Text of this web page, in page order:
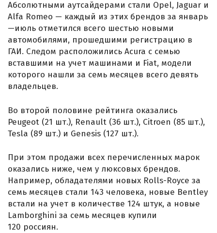
Абсолютными аутсайдерами стали Opel, Jaguar и
Alfa Romeo — каждый из этих брендов за январь
—июль отметился всего шестью новыми
автомобилями, прошедшими регистрацию в
ГАИ. Следом расположились Acura с семью
вставшими на учет машинами и Fiat, модели
которого нашли за семь месяцев всего девять
владельцев.
Во второй половине рейтинга оказались
Peugeot (21 шт.), Renault (36 шт.), Citroen (85 шт.),
Tesla (89 шт.) и Genesis (127 шт.).
При этом продажи всех перечисленных марок
оказались ниже, чем у люксовых брендов.
Например, обладателями новых Rolls-Royce за
семь месяцев стали 143 человека, новые Bentley
встали на учет в количестве 124 штук, а новые
Lamborghini за семь месяцев купили
120 россиян.